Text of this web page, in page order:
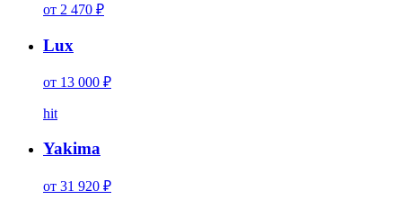
от 2 470 ₽
Lux
от 13 000 ₽
hit
Yakima
от 31 920 ₽